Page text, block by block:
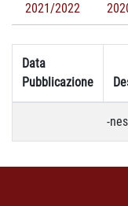
2021/2022
Data
Pubblicazione
-